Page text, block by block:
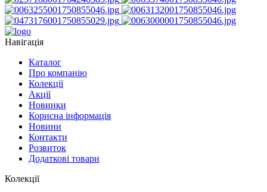
Навігація
Каталог
Про компанію
Колекції
Акції
Новинки
Корисна інформація
Новини
Контакти
Розвиток
Додаткові товари
Колекції